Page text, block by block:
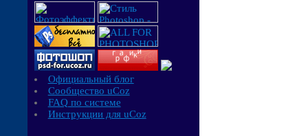
Официальный блог
Сообщество uCoz
FAQ по системе
Инструкции для uCoz